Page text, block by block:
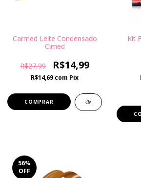
Carmed Leite Condensado
Cimed
R$27,99 R$14,99
R$14,69 com Pix
Kit
56%
OFF